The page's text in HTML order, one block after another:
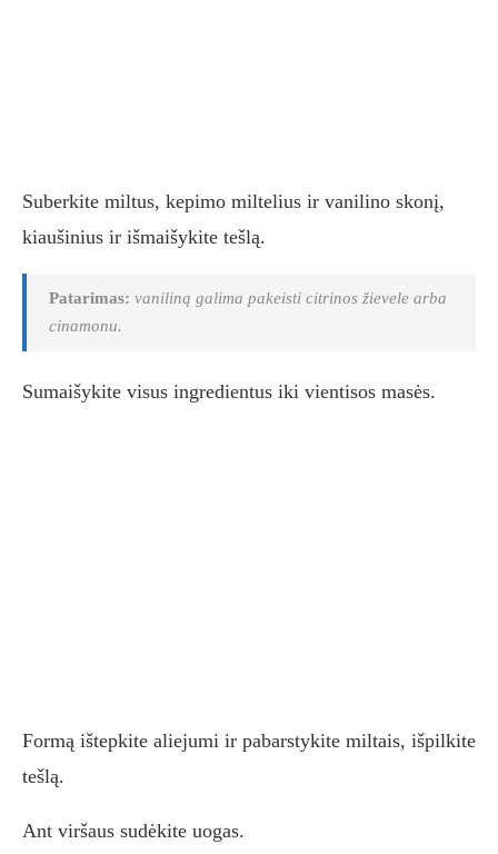
Suberkite miltus, kepimo miltelius ir vanilino skonį,
kiaušinius ir išmaišykite tešlą.
Patarimas: vaniliną galima pakeisti citrinos žievele arba
cinamonu.
Sumaišykite visus ingredientus iki vientisos masės.
Formą ištepkite aliejumi ir pabarstykite miltais, išpilkite
tešlą.
Ant viršaus sudėkite uogas.